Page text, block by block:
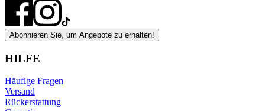
Abonnieren Sie, um Angebote zu erhalten!
HILFE
Häufige Fragen
Versand
Rückerstattung